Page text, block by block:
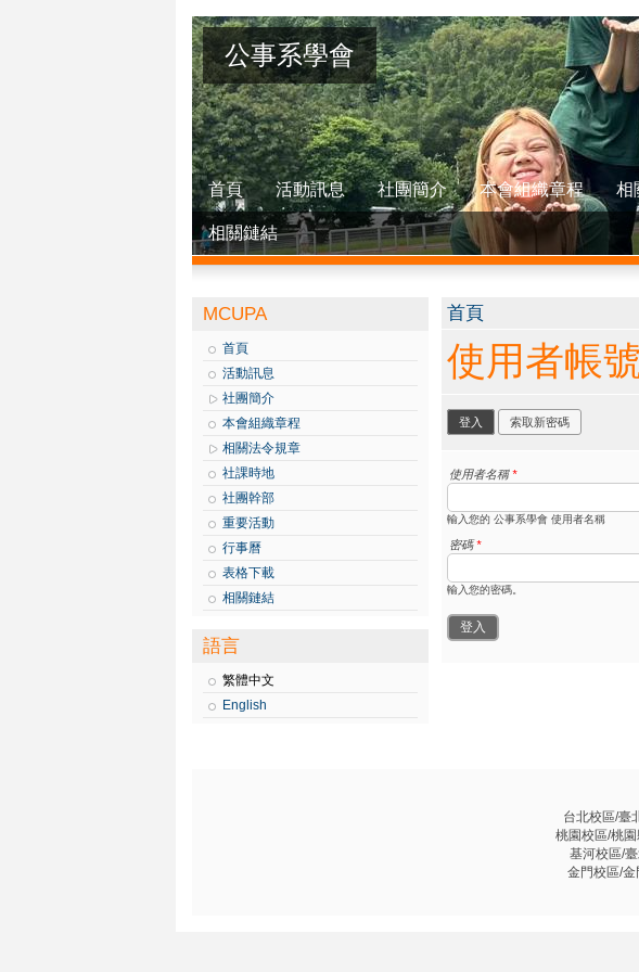
公事系學會
首頁 活動訊息 社團簡介 本會組織章程 相
相關鏈結
MCUPA
首頁
活動訊息
社團簡介
本會組織章程
相關法令規章
社課時地
社團幹部
重要活動
行事曆
表格下載
相關鏈結
語言
繁體中文
English
您在這裡
首頁
使用者帳
主要索引標籤
登入 (作用中頁籤)
索取新密碼
使用者名稱*
輸入您的 公事系學會 使用者名稱
密碼*
輸入您的密碼。
台北校區/臺
桃園校區/桃
基河校區/
金門校區/